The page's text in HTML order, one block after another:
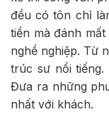
đều có tôn chỉ
tiền mà đánh
nghề nghiệp. Từ
trúc sư nổi
Đưa ra những
nhất với khách.